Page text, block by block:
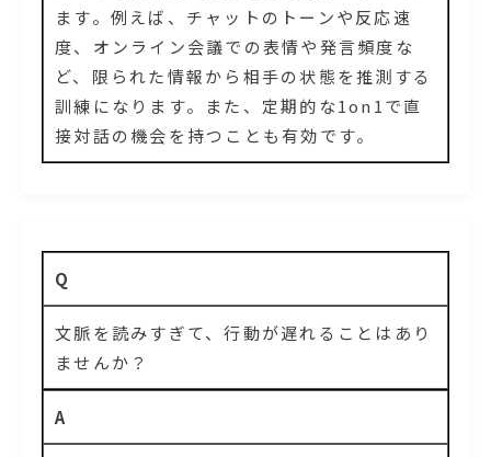
ます。例えば、チャットのトーンや反応速
度、オンライン会議での表情や発言頻度な
ど、限られた情報から相手の状態を推測する
訓練になります。また、定期的な1on1で直
接対話の機会を持つことも有効です。
Q
文脈を読みすぎて、行動が遅れることはあり
ませんか？
A